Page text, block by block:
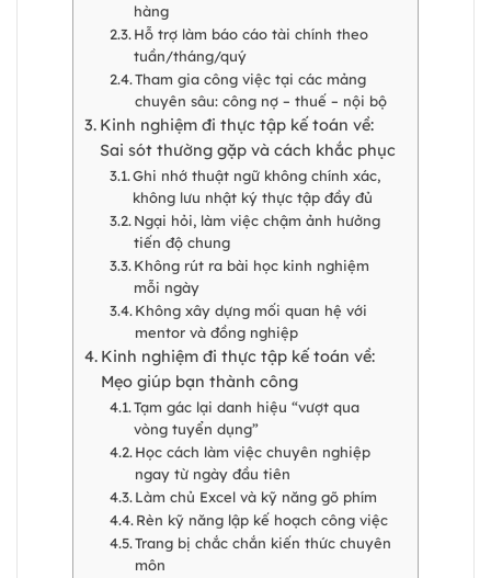
hàng
Hỗ trợ làm báo cáo tài chính theo
tuần/tháng/quý
Tham gia công việc tại các mảng
chuyên sâu: công nợ – thuế – nội bộ
Kinh nghiệm đi thực tập kế toán về:
Sai sót thường gặp và cách khắc phục
Ghi nhớ thuật ngữ không chính xác,
không lưu nhật ký thực tập đầy đủ
Ngại hỏi, làm việc chậm ảnh hưởng
tiến độ chung
Không rút ra bài học kinh nghiệm
mỗi ngày
Không xây dựng mối quan hệ với
mentor và đồng nghiệp
Kinh nghiệm đi thực tập kế toán về:
Mẹo giúp bạn thành công
Tạm gác lại danh hiệu “vượt qua
vòng tuyển dụng”
Học cách làm việc chuyên nghiệp
ngay từ ngày đầu tiên
Làm chủ Excel và kỹ năng gõ phím
Rèn kỹ năng lập kế hoạch công việc
Trang bị chắc chắn kiến thức chuyên
môn